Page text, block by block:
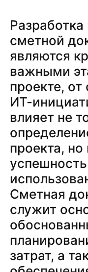
сметной
являются
важными
проекте, от
ИТ-
влияет не
проекта,
Сметная
служит
затрат, а